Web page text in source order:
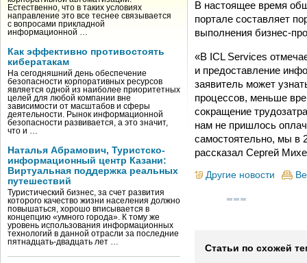
Естественно, что в таких условиях
направление это все теснее связывается
с вопросами прикладной
информационной …
Как эффективно противостоять
кибератакам
На сегодняшний день обеспечение
безопасности корпоративных ресурсов
является одной из наиболее приоритетных
целей для любой компании вне
зависимости от масштабов и сферы
деятельности. Рынок информационной
безопасности развивается, а это значит,
что и …
Наталья Абрамович, Туристско-
информационный центр Казани:
Виртуальная поддержка реальных
путешествий
Туристический бизнес, за счет развития
которого качество жизни населения должно
повышаться, хорошо вписывается в
концепцию «умного города». К тому же
уровень использования информационных
технологий в данной отрасли за последние
пятнадцать-двадцать лет …
В настоящее время
портале составляет
выполнения бизнес-
«В ICL Services
и предоставление
заявитель может
процессов, меньше
сокращение
нам не пришлось
самостоятельно, мы в
рассказал Сергей
Другие новости
Статьи по схожей